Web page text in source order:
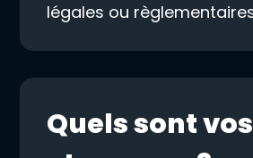
légales ou
Quels sont